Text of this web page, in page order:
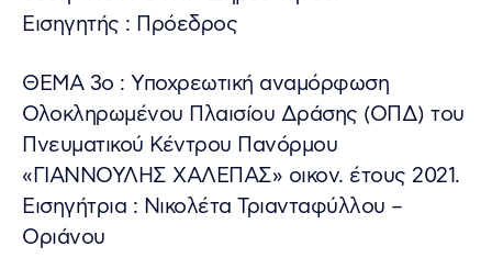
Εισηγητής : Πρόεδρος
ΘΕΜΑ 3ο : Υποχρεωτική αναμόρφωση
Ολοκληρωμένου Πλαισίου Δράσης (ΟΠΔ) του
Πνευματικού Κέντρου Πανόρμου
«ΓΙΑΝΝΟΥΛΗΣ ΧΑΛΕΠΑΣ» οικον. έτους 2021.
Εισηγήτρια : Νικολέτα Τριανταφύλλου –
Οριάνου